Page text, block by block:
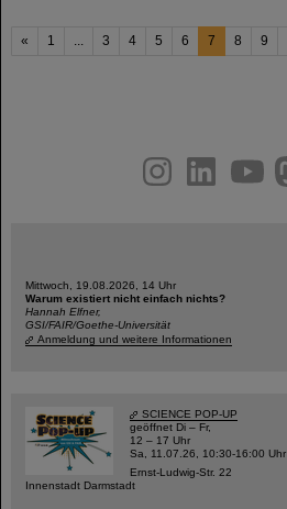
« 1 3 4 5 6 7 8 9
youtubehelmholtz.socialfacebook
Mittwoch, 19.08.2026, 14 Uhr
Warum existiert nicht einfach nichts?
Hannah Elfner,
GSI/FAIR/Goethe-Universität
Anmeldung und weitere Informationen
SCIENCE POP-UP
geöffnet Di – Fr,
12 – 17 Uhr
Sa, 11.07.26, 10:30-16:00 Uhr
Ernst-Ludwig-Str. 22
Innenstadt Darmstadt